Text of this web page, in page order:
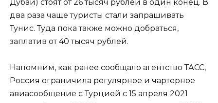
Дубай) стоят от 26 тысяч рублей в один конец. В
два раза чаще туристы стали запрашивать
Тунис. Туда пока также можно добраться,
заплатив от 40 тысяч рублей.
Напомним, как ранее сообщало агентство ТАСС,
Россия ограничила регулярное и чартерное
авиасообщение с Турцией с 15 апреля 2021